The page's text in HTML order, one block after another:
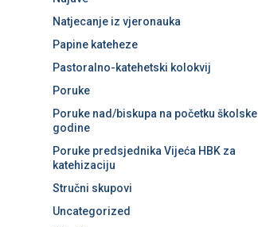
Natjecanje iz vjeronauka
Papine kateheze
Pastoralno-katehetski kolokvij
Poruke
Poruke nad/biskupa na početku školske
godine
Poruke predsjednika Vijeća HBK za
katehizaciju
Stručni skupovi
Uncategorized